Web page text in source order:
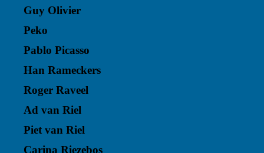
Guy Olivier
Peko
Pablo Picasso
Han Rameckers
Roger Raveel
Ad van Riel
Piet van Riel
Carina Riezebos